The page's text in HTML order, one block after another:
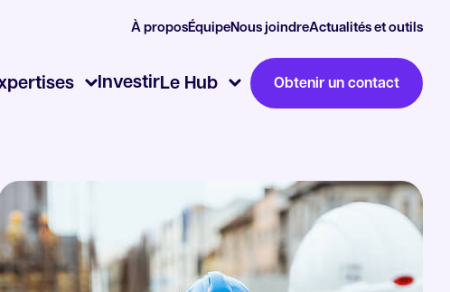
À proposÉquipeNous joindreActualités et outils
InvestirLe Hub Obtenir un contact